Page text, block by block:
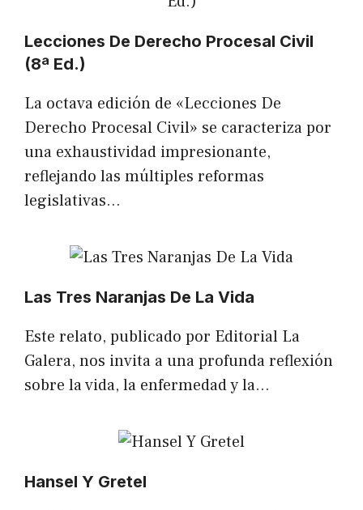
Lecciones De Derecho Procesal Civil
(8ª Ed.)
La octava edición de «Lecciones De
Derecho Procesal Civil» se caracteriza por
una exhaustividad impresionante,
reflejando las múltiples reformas
legislativas…
Las Tres Naranjas De La Vida
Este relato, publicado por Editorial La
Galera, nos invita a una profunda reflexión
sobre la vida, la enfermedad y la…
Hansel Y Gretel